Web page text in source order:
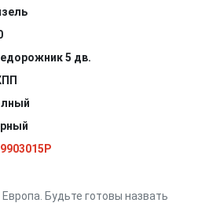
5 дв.
Будьте готовы назвать